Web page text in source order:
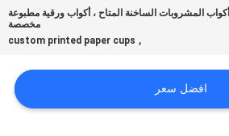
أكواب المشروبات الساخنة المتاح ، أكواب ورقية مطبوعة
مخصصة
,
custom printed paper cups
افضل سعر